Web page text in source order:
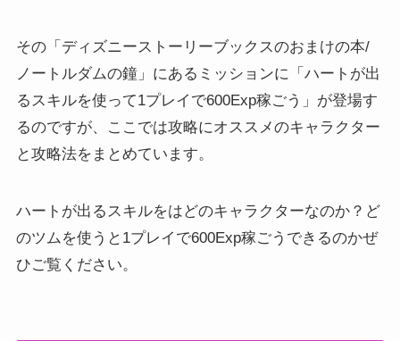
その「ディズニーストーリーブックスのおまけの本/
ノートルダムの鐘」にあるミッションに「ハートが出
るスキルを使って1プレイで600Exp稼ごう」が登場す
るのですが、ここでは攻略にオススメのキャラクター
と攻略法をまとめています。
ハートが出るスキルをはどのキャラクターなのか？ど
のツムを使うと1プレイで600Exp稼ごうできるのかぜ
ひご覧ください。